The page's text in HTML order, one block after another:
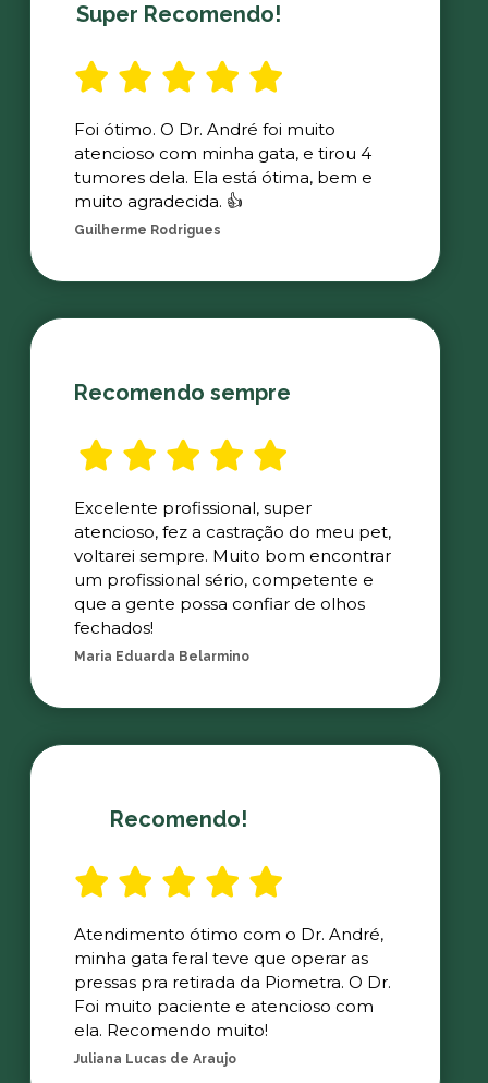
Super Recomendo!
Foi ótimo. O Dr. André foi muito
atencioso com minha gata, e tirou 4
tumores dela. Ela está ótima, bem e
muito agradecida. 👍
Guilherme Rodrigues
Recomendo sempre
Excelente profissional, super
atencioso, fez a castração do meu pet,
voltarei sempre. Muito bom encontrar
um profissional sério, competente e
que a gente possa confiar de olhos
fechados!
Maria Eduarda Belarmino
Recomendo!
Atendimento ótimo com o Dr. André,
minha gata feral teve que operar as
pressas pra retirada da Piometra. O Dr.
Foi muito paciente e atencioso com
ela. Recomendo muito!
Juliana Lucas de Araujo